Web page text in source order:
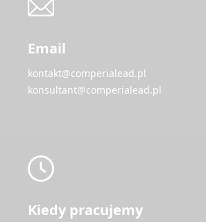
Email
kontakt@comperialead.pl
konsultant@comperialead.pl
Kiedy pracujemy